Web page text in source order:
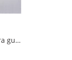
3 pulgadas marrón cerda pura guardar pintura mango de madera acero ferrulo pintura pincel